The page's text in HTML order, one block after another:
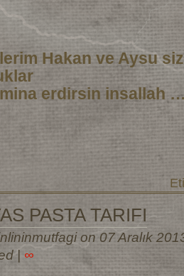
Hakan ve Aysu
erdirsin insallah
PASTA TARIFI
on 07 Aralık
| ∞